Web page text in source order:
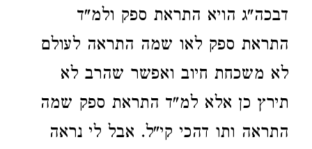
דבכה"ג הויא התראת ספק ולמ"ד
התראת ספק לאו שמה התראה לעולם
לא משכחת חיוב ואפשר שהרב לא
תירץ כן אלא למ"ד התראת ספק שמה
התראה ותו דהכי קי"ל. אבל לי נראה